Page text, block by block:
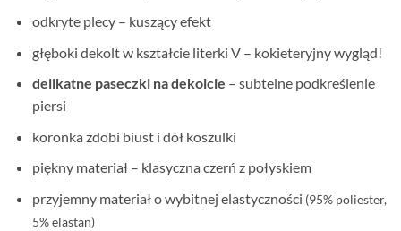
odkryte plecy – kuszący efekt
głęboki dekolt w kształcie literki V – kokieteryjny wygląd!
delikatne paseczki na dekolcie – subtelne podkreślenie
piersi
koronka zdobi biust i dół koszulki
piękny materiał – klasyczna czerń z połyskiem
przyjemny materiał o wybitnej elastyczności (95% poliester,
5% elastan)